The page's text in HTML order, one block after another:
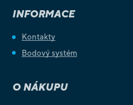
INFORMACE
Kontakty
Bodový systém
O NÁKUPU